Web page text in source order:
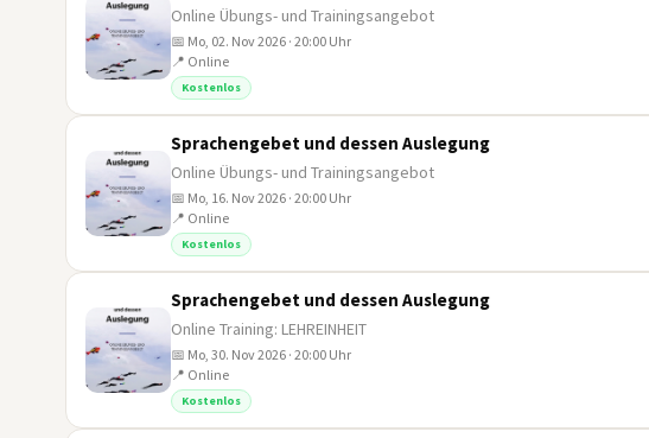
Online Übungs- und Trainingsangebot
📅 Mo, 02. Nov 2026 · 20:00 Uhr
📍 Online
Kostenlos
Sprachengebet und dessen Auslegung
Online Übungs- und Trainingsangebot
📅 Mo, 16. Nov 2026 · 20:00 Uhr
📍 Online
Kostenlos
Sprachengebet und dessen Auslegung
Online Training: LEHREINHEIT
📅 Mo, 30. Nov 2026 · 20:00 Uhr
📍 Online
Kostenlos